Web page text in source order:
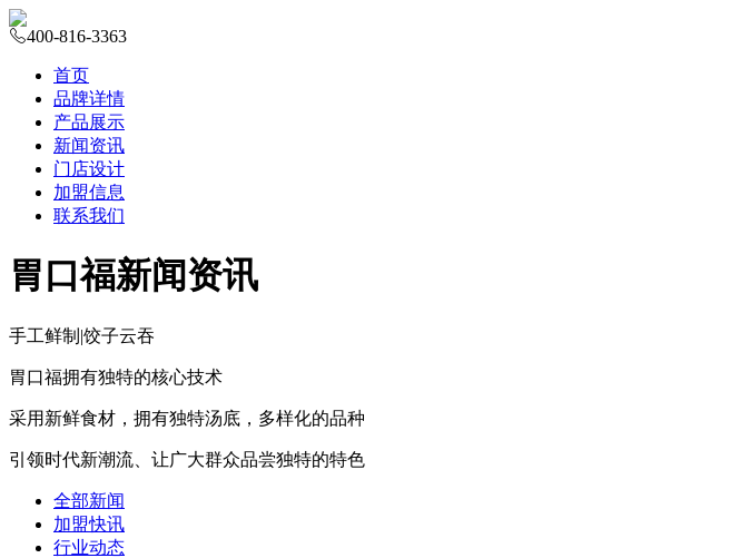
400-816-3363
首页
品牌详情
产品展示
新闻资讯
门店设计
加盟信息
联系我们
胃口福新闻资讯
手工鲜制 |饺子云吞
胃口福拥有独特的核心技术
采用新鲜食材，拥有独特汤底，多样化的品种
引领时代新潮流、让广大群众品尝独特的特色
全部新闻
加盟快讯
行业动态